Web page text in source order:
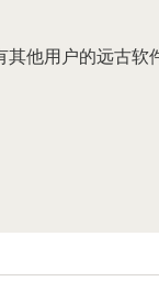
他用户的远古